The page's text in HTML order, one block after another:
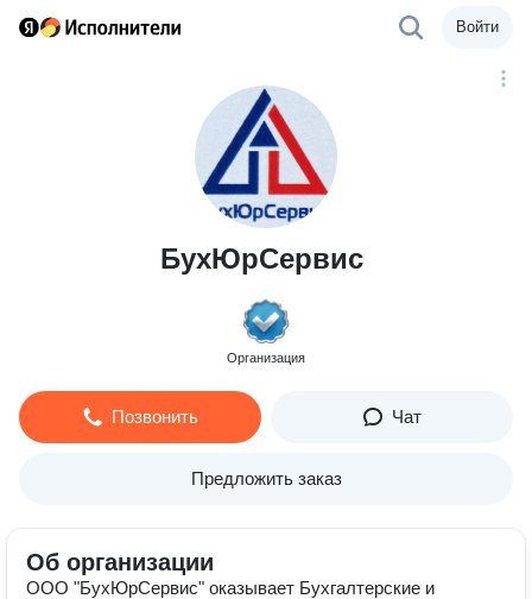
Войти
БухЮрСервис
Организация
Позвонить Чат
Предложить заказ
Об организации
ООО "БухЮрСервис" оказывает Бухгалтерские и